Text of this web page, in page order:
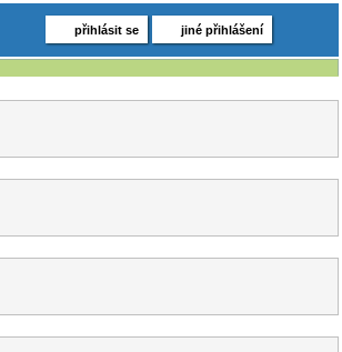
přihlásit se jiné přihlášení